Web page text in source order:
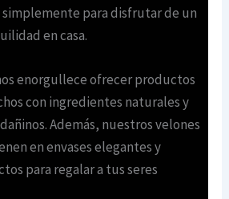
para disfrutar de un
en casa.
enorgullece ofrecer productos
con ingredientes naturales y
Además, nuestros velones
en envases elegantes y
para regalar a tus seres